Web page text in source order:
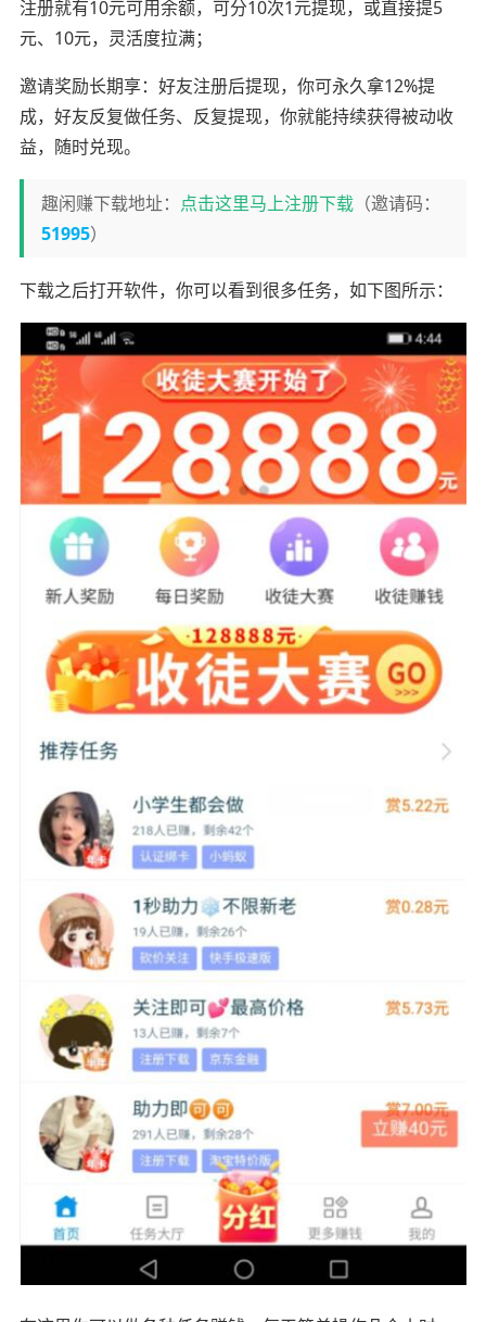
注册就有10元可用余额，可分10次1元提现，或直接提5
元、10元，灵活度拉满；
邀请奖励长期享：好友注册后提现，你可永久拿12%提
成，好友反复做任务、反复提现，你就能持续获得被动收
益，随时兑现。
趣闲赚下载地址： 点击这里马上注册下载（邀请码：
51995）
下载之后打开软件，你可以看到很多任务，如下图所示：